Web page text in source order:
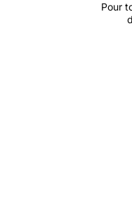
Pour